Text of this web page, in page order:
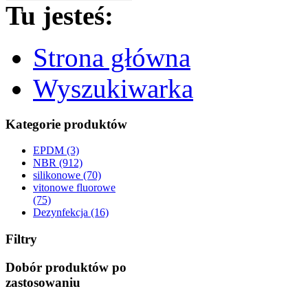
Tu jesteś:
Strona główna
Wyszukiwarka
Kategorie produktów
EPDM (3)
NBR (912)
silikonowe (70)
vitonowe fluorowe
(75)
Dezynfekcja (16)
Filtry
Dobór produktów po
zastosowaniu